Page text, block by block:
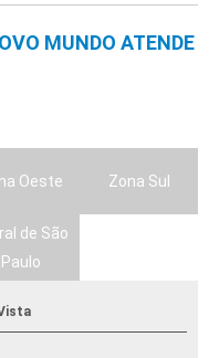
MUNDO ATENDE
Oeste Zona Sul
de São
Paulo